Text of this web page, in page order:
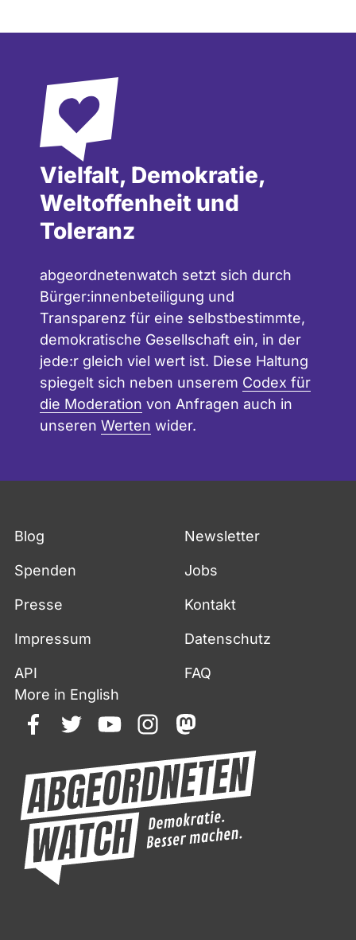
Vielfalt, Demokratie,
Weltoffenheit und
Toleranz
abgeordnetenwatch setzt sich durch
Bürger:innenbeteiligung und
Transparenz für eine selbstbestimmte,
demokratische Gesellschaft ein, in der
jede:r gleich viel wert ist. Diese Haltung
spiegelt sich neben unserem Codex für
die Moderation von Anfragen auch in
unseren Werten wider.
Blog Newsletter
Spenden Jobs
Presse Kontakt
Impressum Datenschutz
API
FAQ
More in English
facebooktwitteryoutubeinstagrammastodon